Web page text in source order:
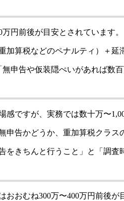
円前後が目安とされています。
算税などのペナルティ）＋延
申告や仮装隠ぺいがあれば数
ですが、実務では数十万〜
告かどうか、重加算税クラス
きちんと行うこと」と「調査
おむね300万〜400万円前後が